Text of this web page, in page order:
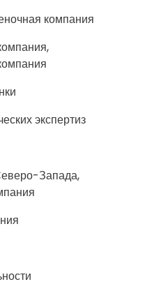
компания
экспертиз
Запада,